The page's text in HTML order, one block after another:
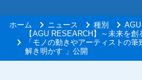
ホーム ニュース 種別
【AGU RESEARCH】～未来を創
「モノの動きやアーティストの
解き明かす 」公開